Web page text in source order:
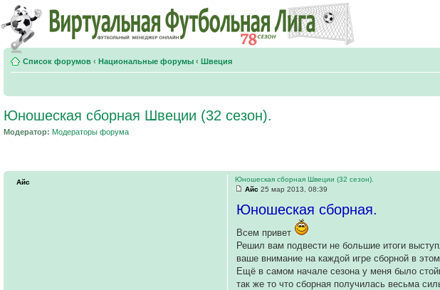
Список форумов ‹ Национальные форумы ‹ Швеция
Юношеская сборная Швеции (32 сезон).
Модератор: Модераторы форума
Юношеская сборная Швеции (32 сезон).
Айс 25 мар 2013, 08:39
Юношеская сборная.
Всем привет
Решил вам подвести не большие итоги
ваше внимание на каждой игре сборной в
Ещё в самом начале сезона у меня было
так же то что сборная получилась весьма
Айс